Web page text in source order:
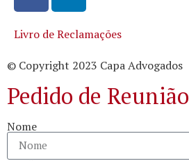
Livro de Reclamações
© Copyright 2023 Capa Advogados
Pedido de Reunião
Nome